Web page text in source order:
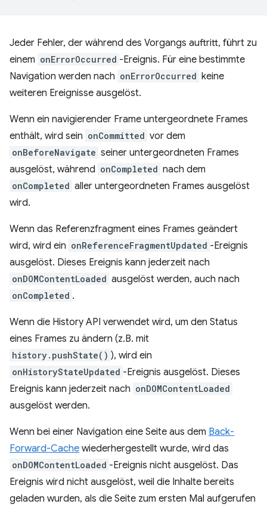
Jeder Fehler, der während des Vorgangs auftritt, führt zu
einem onErrorOccurred -Ereignis. Für eine bestimmte
Navigation werden nach onErrorOccurred keine
weiteren Ereignisse ausgelöst.
Wenn ein navigierender Frame untergeordnete Frames
enthält, wird sein onCommitted vor dem
onBeforeNavigate seiner untergeordneten Frames
ausgelöst, während onCompleted nach dem
onCompleted aller untergeordneten Frames ausgelöst
wird.
Wenn das Referenzfragment eines Frames geändert
wird, wird ein onReferenceFragmentUpdated -Ereignis
ausgelöst. Dieses Ereignis kann jederzeit nach
onDOMContentLoaded ausgelöst werden, auch nach
onCompleted .
Wenn die History API verwendet wird, um den Status
eines Frames zu ändern (z.B. mit
history.pushState() ), wird ein
onHistoryStateUpdated -Ereignis ausgelöst. Dieses
Ereignis kann jederzeit nach onDOMContentLoaded
ausgelöst werden.
Wenn bei einer Navigation eine Seite aus dem Back-
Forward-Cache wiederhergestellt wurde, wird das
onDOMContentLoaded -Ereignis nicht ausgelöst. Das
Ereignis wird nicht ausgelöst, weil die Inhalte bereits
geladen wurden, als die Seite zum ersten Mal aufgerufen